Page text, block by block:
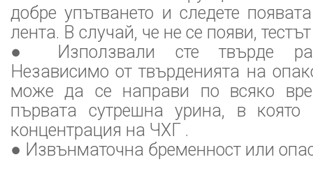
добре упътването и следете
лента. В случай, че не се появи,
● Използвали сте твърде
Независимо от твърденията на
може да се направи по всяко
първата сутрешна урина, в
концентрация на ЧХГ .
● Извънматочна бременност или